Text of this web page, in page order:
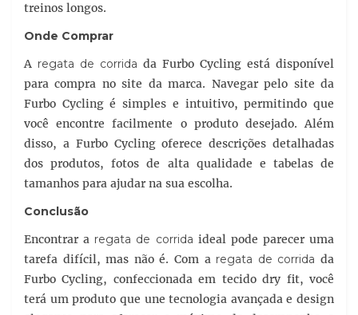
treinos longos.
Onde Comprar
A regata de corrida da Furbo Cycling está disponível
para compra no site da marca. Navegar pelo site da
Furbo Cycling é simples e intuitivo, permitindo que
você encontre facilmente o produto desejado. Além
disso, a Furbo Cycling oferece descrições detalhadas
dos produtos, fotos de alta qualidade e tabelas de
tamanhos para ajudar na sua escolha.
Conclusão
Encontrar a regata de corrida ideal pode parecer uma
tarefa difícil, mas não é. Com a regata de corrida da
Furbo Cycling, confeccionada em tecido dry fit, você
terá um produto que une tecnologia avançada e design